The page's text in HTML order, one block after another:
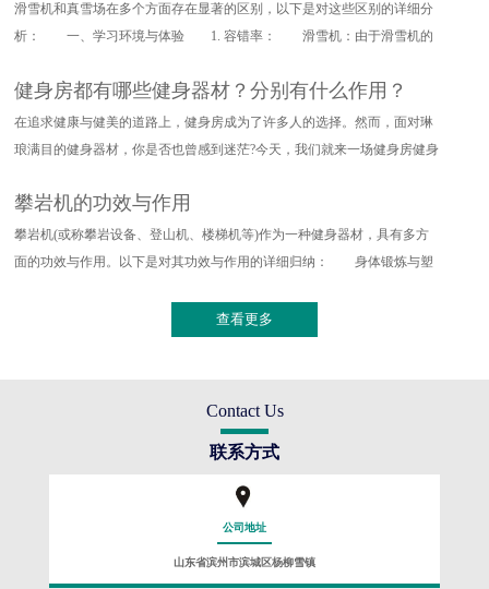
雪机和真雪场在多个方面存在显著的区别，以下是对这些区别的详细分
析： 一、学习环境与体验 1. 容错率： 滑雪机：由于滑雪机的
健身房都有哪些健身器材？分别有什么作用？
追求健康与健美的道路上，健身房成为了许多人的选择。然而，面对琳
琅满目的健身器材，你是否也曾感到迷茫?今天，我们就来一场健身房健身
攀岩机的功效与作用
岩机(或称攀岩设备、登山机、楼梯机等)作为一种健身器材，具有多方
面的功效与作用。以下是对其功效与作用的详细归纳： 身体锻炼与塑
查看更多
Contact Us
联系方式
公司地址
山东省滨州市滨城区杨柳雪镇